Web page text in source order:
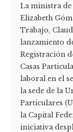
La ministra
Elizabeth
Trabajo,
lanzamiento
Registración
Casas
laboral en el
la sede de la
Particulares
la Capital
iniciativa